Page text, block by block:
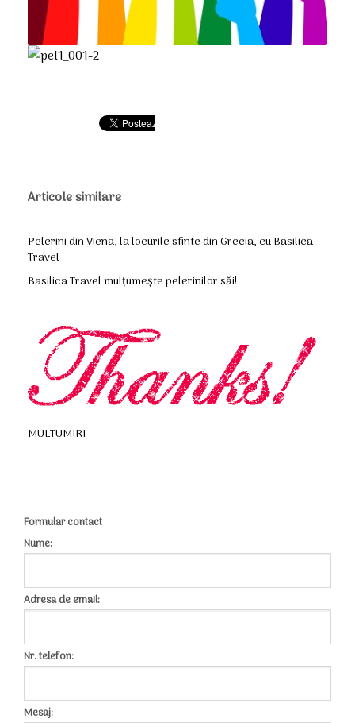
Articole similare
Pelerini din Viena, la locurile sfinte din Grecia, cu Basilica
Travel
Basilica Travel mulțumește pelerinilor săi!
MULTUMIRI
Formular contact
Nume:
Adresa de email:
Nr. telefon:
Mesaj: